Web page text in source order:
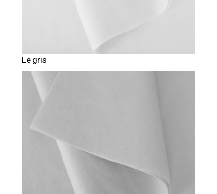
Le gris